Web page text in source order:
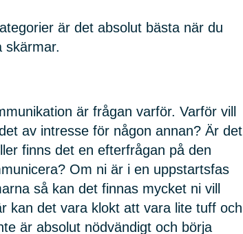
är det absolut bästa när du
skärmar.
är frågan varför. Varför vill
av intresse för någon annan? Är det
finns det en efterfrågan på den
Om ni är i en uppstartsfas
så kan det finnas mycket ni vill
kan det vara klokt att vara lite tuff och
är absolut nödvändigt och börja